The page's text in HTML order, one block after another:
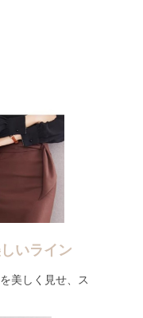
いライン
美しく見せ、ス